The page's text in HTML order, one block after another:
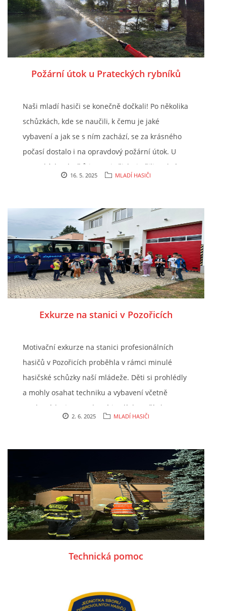
Požární útok u Prateckých rybníků
Naši mladí hasiči se konečně dočkali! Po několika
schůzkách, kde se naučili, k čemu je jaké
vybavení a jak se s ním zachází, se za krásného
počasí dostalo i na opravdový požární útok. U
Prateckých rybníků jsme si všichni užili mokré
16. 5. 2025 MLADÍ HASIČI
Exkurze na stanici v Pozořicích
Motivační exkurze na stanici profesionálních
hasičů v Pozořicích proběhla v rámci minulé
hasičské schůzky naší mládeže. Děti si prohlédly
a mohly osahat techniku a vybavení včetně
moderních cisteren, které jezdí do naší obce
z HZS JHM PS Pozořice a také Petrovi Šimarovi za
sponzorsky poskytnutý autobus.
2. 6. 2025 MLADÍ HASIČI
Technická pomoc